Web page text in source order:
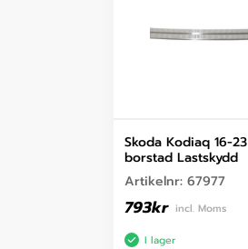
Skoda Kodiaq 16-23
borstad Lastskydd
Artikelnr: 67977
793kr incl. Moms
I lager